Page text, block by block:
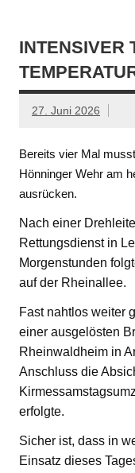
INTENSIVER
27. Juni 2026
Bereits vier Mal
Hönninger Wehr am
ausrücken.
Nach einer
Rettungsdienst in
Morgenstunden
auf der Rheinallee.
Fast nahtlos weiter
einer ausgelösten
Rheinwaldheim in
Anschluss die
erfolgte.
Sicher ist, dass in
Einsatz dieses